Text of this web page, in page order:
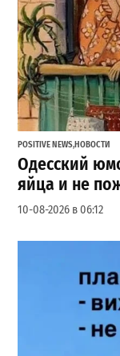
POSITIVE NEWS,НОВОСТИ
Одесский
яйца и не
10-08-2026 в 06:12